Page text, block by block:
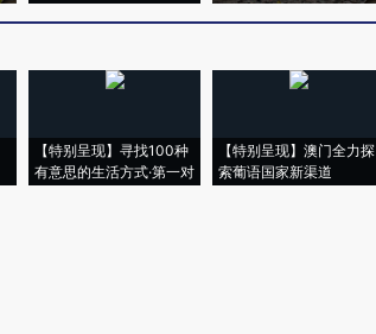
【特别呈现】寻找100种
有意思的生活方式·第一对
【特别呈现】澳门全力探
索葡语国家新渠道